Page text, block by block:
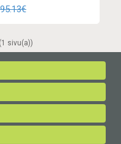
95.13€
sivu(a))